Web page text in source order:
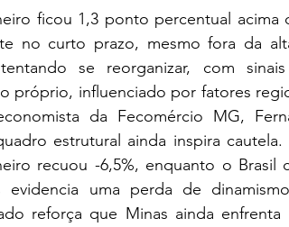
ficou 1,3 ponto percentual
no curto prazo, mesmo fora da
se reorganizar, com
próprio, influenciado por fatores
da Fecomércio MG,
estrutural ainda inspira
recuou -6,5%, enquanto o Brasil
evidencia uma perda de
reforça que Minas ainda